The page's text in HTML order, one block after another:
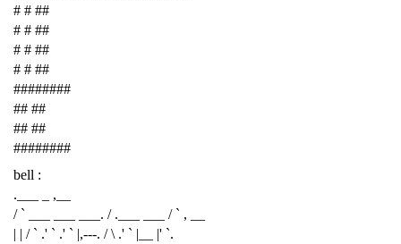
# # ##
# # ##
# # ##
# # ##
########
## ##
## ##
########
bell :
.___ _ ,__
/ ` ___ ___ ___. / .___ ___ / ` , __
| | / ` .' ` .' ` |,---. / \ .' ` |__ |' `.